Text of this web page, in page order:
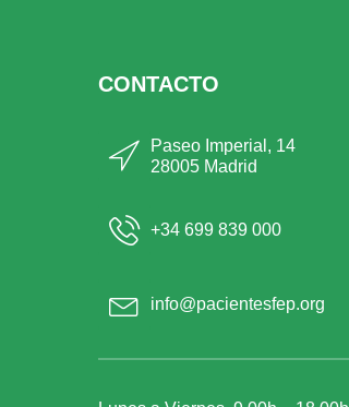
CONTACTO
Paseo Imperial, 14
28005 Madrid
+34 699 839 000
info@pacientesfep.org